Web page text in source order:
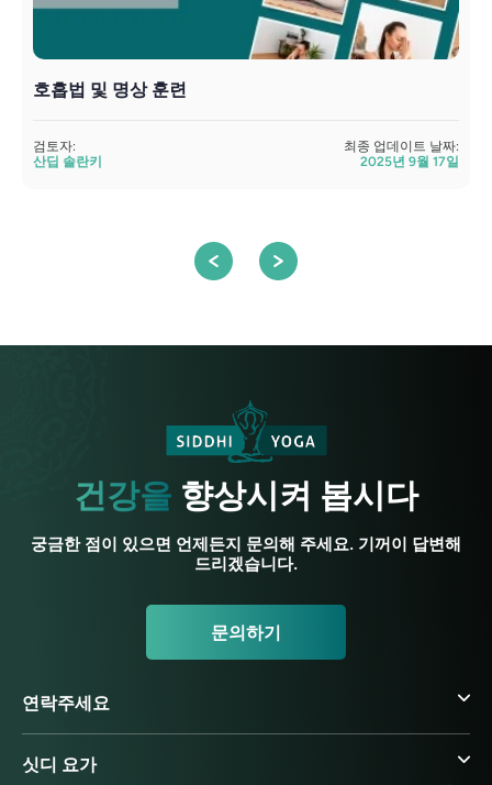
호흡법 및 명상 훈련
검토자:
산딥 솔란키
최종 업데이트 날짜:
2025년 9월 17일
건강을 향상시켜 봅시다
궁금한 점이 있으면 언제든지 문의해 주세요. 기꺼이 답변해
드리겠습니다.
문의하기
연락주세요
싯디 요가